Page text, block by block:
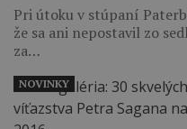
Pri útoku v stúpaní
že sa ani nepostavil zo
za…
NOVINKY